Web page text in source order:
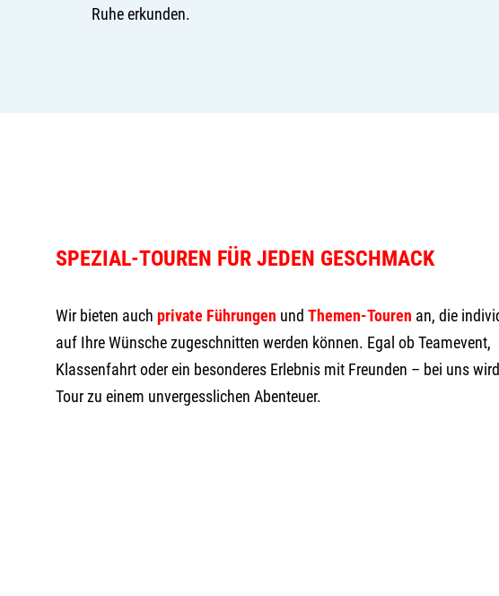
Ruhe erkunden.
SPEZIAL-TOUREN FÜR JEDEN GESCHMACK
Wir bieten auch private Führungen und Themen-Touren an, die
auf Ihre Wünsche zugeschnitten werden können. Egal ob Teamevent,
Klassenfahrt oder ein besonderes Erlebnis mit Freunden – bei uns
Tour zu einem unvergesslichen Abenteuer.